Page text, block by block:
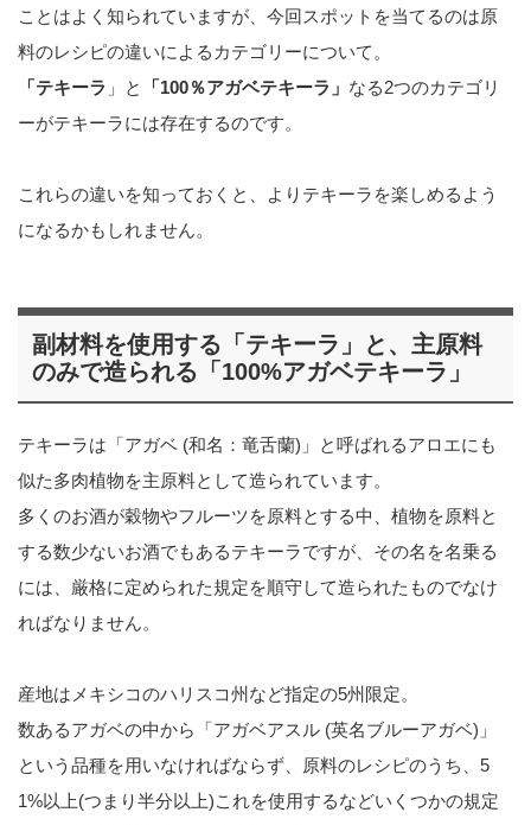
ことはよく知られていますが、今回スポットを当てるのは原
料のレシピの違いによるカテゴリーについて。
「テキーラ 」と 「100％アガベテキーラ」 なる2つのカテゴリ
ーがテキーラには存在するのです。
これらの違いを知っておくと、よりテキーラを楽しめるよう
になるかもしれません。
副材料を使用する「テキーラ」と、主原料
のみで造られる「100%アガベテキーラ」
テキーラは「アガベ (和名：竜舌蘭)」と呼ばれるアロエにも
似た多肉植物を主原料として造られています。
多くのお酒が穀物やフルーツを原料とする中、植物を原料と
する数少ないお酒でもあるテキーラですが、その名を名乗る
には、厳格に定められた規定を順守して造られたものでなけ
ればなりません。
産地はメキシコのハリスコ州など指定の5州限定。
数あるアガベの中から「アガベアスル (英名ブルーアガベ)」
という品種を用いなければならず、原料のレシピのうち、5
1%以上(つまり半分以上)これを使用するなどいくつかの規定